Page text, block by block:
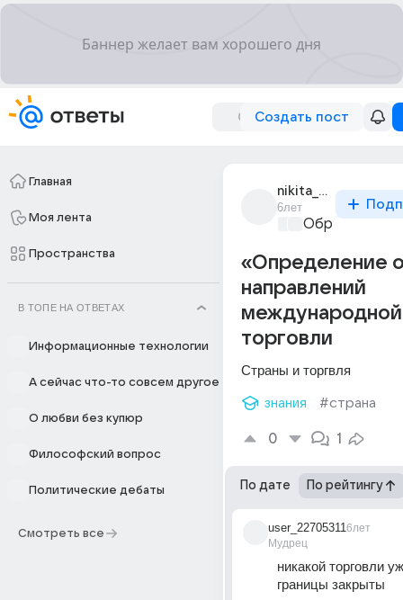
Создать пост
Главная
Моя лента
Пространства
В ТОПЕ НА ОТВЕТАХ
Информационные технологии
А сейчас что-то совсем другое
О любви без купюр
Философский вопрос
Политические дебаты
Смотреть все
nikita_visliaev
6лет
«Определение
направлений
международной
торговли
Страны и торгвля
знания #страна
0 1
По дате По рейтингу
user_22705311
Мудрец
6лет
никакой торговли
границы закрыты